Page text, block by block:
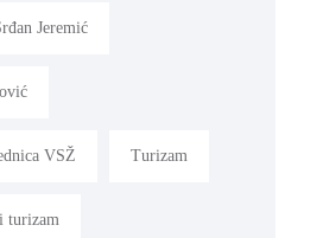
Jeremić
VSŽ Turizam
turizam